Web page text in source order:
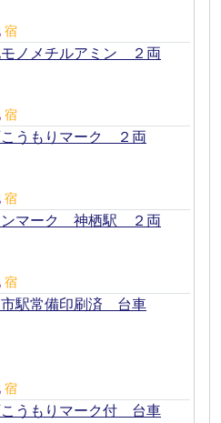
宿
ノメチルアミン ２両
宿
うもりマーク ２両
宿
マーク 神栖駅 ２両
宿
駅常備印刷済 台車
宿
うもりマーク付 台車